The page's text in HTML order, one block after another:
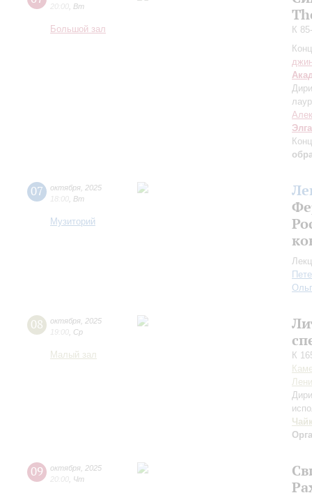
20:00 Вт
Большой зал
К
07 октября 2025
18:00 Вт
Музиторий
08 октября 2025
19:00 Ср
Малый зал
К
09 октября 2025
20:00 Чт